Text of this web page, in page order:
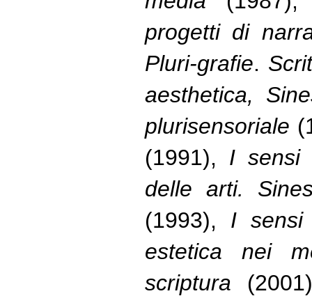
progetti di
Pluri-grafie.
aesthetica,
plurisensoriale
(1991), I sensi
delle arti.
(1993), I sensi
estetica nei
scriptura